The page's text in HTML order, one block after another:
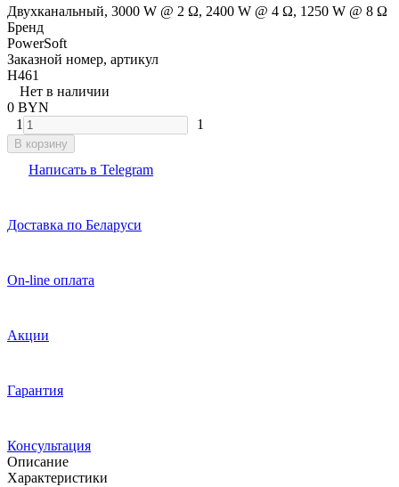
Двухканальный, 3000 W @ 2 Ω, 2400 W @ 4 Ω, 1250 W @ 8 Ω
Бренд
PowerSoft
Заказной номер, артикул
H461
Нет в наличии
0 BYN
1
1
В корзину
Написать в Telegram
Доставка по Беларуси
On-line оплата
Акции
Гарантия
Консультация
Описание
Характеристики